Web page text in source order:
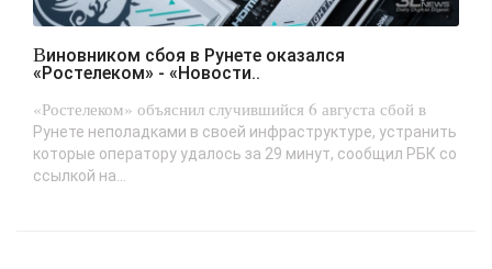
Виновником сбоя в Рунете оказался
«Ростелеком» - «Новости..
«Ростелеком» объяснил случившийся 6 августа сбой в
Рунете неполадками в своей инфраструктуре, устранить
которые оператору удалось за 29 минут, сообщил РБК со
ссылкой на...